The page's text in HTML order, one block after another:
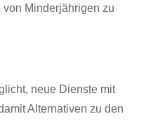
von Minderjährigen zu
neue Dienste mit
Alternativen zu den